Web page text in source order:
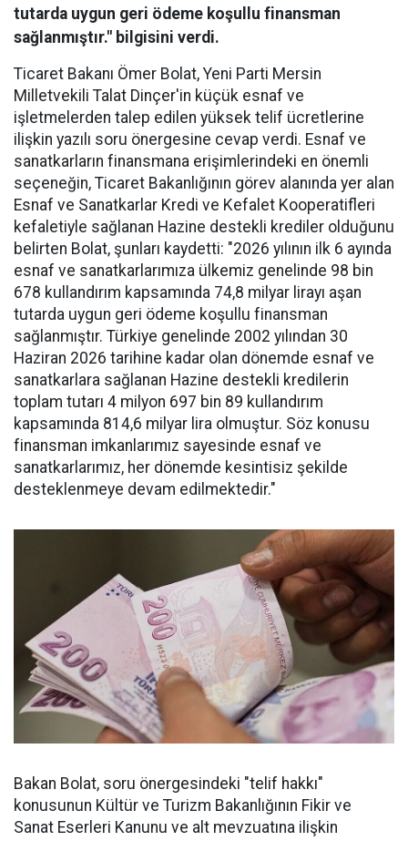
tutarda uygun geri ödeme koşullu finansman
sağlanmıştır." bilgisini verdi.
Ticaret Bakanı Ömer Bolat, Yeni Parti Mersin
Milletvekili Talat Dinçer'in küçük esnaf ve
işletmelerden talep edilen yüksek telif ücretlerine
ilişkin yazılı soru önergesine cevap verdi. Esnaf ve
sanatkarların finansmana erişimlerindeki en önemli
seçeneğin, Ticaret Bakanlığının görev alanında yer alan
Esnaf ve Sanatkarlar Kredi ve Kefalet Kooperatifleri
kefaletiyle sağlanan Hazine destekli krediler olduğunu
belirten Bolat, şunları kaydetti: "2026 yılının ilk 6 ayında
esnaf ve sanatkarlarımıza ülkemiz genelinde 98 bin
678 kullandırım kapsamında 74,8 milyar lirayı aşan
tutarda uygun geri ödeme koşullu finansman
sağlanmıştır. Türkiye genelinde 2002 yılından 30
Haziran 2026 tarihine kadar olan dönemde esnaf ve
sanatkarlara sağlanan Hazine destekli kredilerin
toplam tutarı 4 milyon 697 bin 89 kullandırım
kapsamında 814,6 milyar lira olmuştur. Söz konusu
finansman imkanlarımız sayesinde esnaf ve
sanatkarlarımız, her dönemde kesintisiz şekilde
desteklenmeye devam edilmektedir."
Bakan Bolat, soru önergesindeki "telif hakkı"
konusunun Kültür ve Turizm Bakanlığının Fikir ve
Sanat Eserleri Kanunu ve alt mevzuatına ilişkin